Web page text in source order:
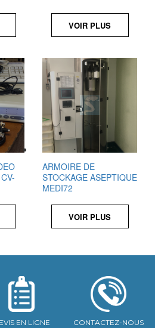
VOIR PLUS
ARMOIRE DE
STOCKAGE ASEPTIQUE
MEDI72
VOIR PLUS
EN LIGNE CONTACTEZ-NOUS